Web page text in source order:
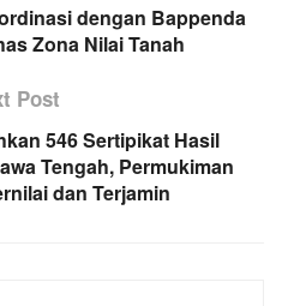
dengan Bappenda
Zona Nilai Tanah
Post
546 Sertipikat Hasil
Tengah, Permukiman
dan Terjamin